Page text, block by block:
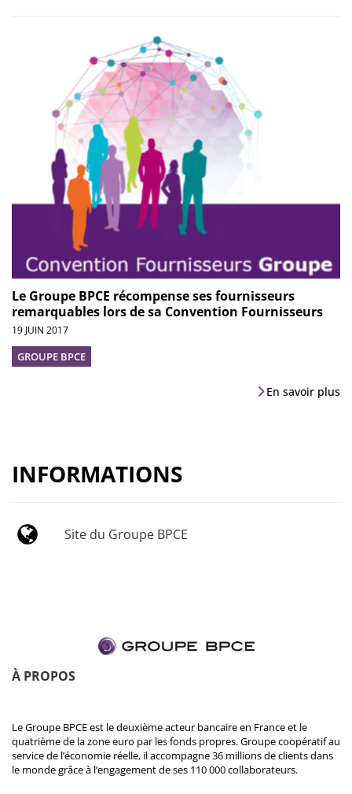
Le Groupe BPCE récompense ses fournisseurs
remarquables lors de sa Convention Fournisseurs
19 JUIN 2017
GROUPE BPCE
En savoir plus
INFORMATIONS
Site du Groupe BPCE
À PROPOS
Le Groupe BPCE est le deuxième acteur bancaire en France et le
quatrième de la zone euro par les fonds propres. Groupe coopératif au
service de l’économie réelle, il accompagne 36 millions de clients dans
le monde grâce à l’engagement de ses 110 000 collaborateurs.